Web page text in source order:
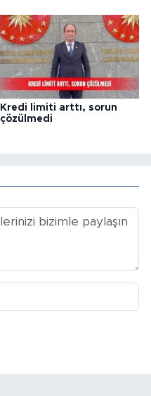
Kredi limiti arttı, sorun
çözülmedi